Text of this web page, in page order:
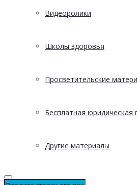
Видеоролики
Школы здоровья
Просветительские
Бесплатная
Другие материалы